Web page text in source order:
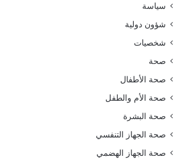
سياسة
شؤون دولية
شخصيات
صحة
صحة الأطفال
صحة الأم والطفل
صحة البشرة
صحة الجهاز التنفسي
صحة الجهاز الهضمي